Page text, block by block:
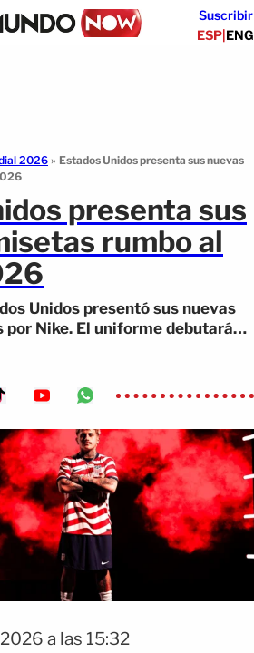
Suscribir
ESP|ENG
2026 » Estados Unidos presenta sus nuevas
presenta sus
rumbo al
Unidos presentó sus nuevas
por Nike. El uniforme debutará
al Mundial 2026.
a las 15:32